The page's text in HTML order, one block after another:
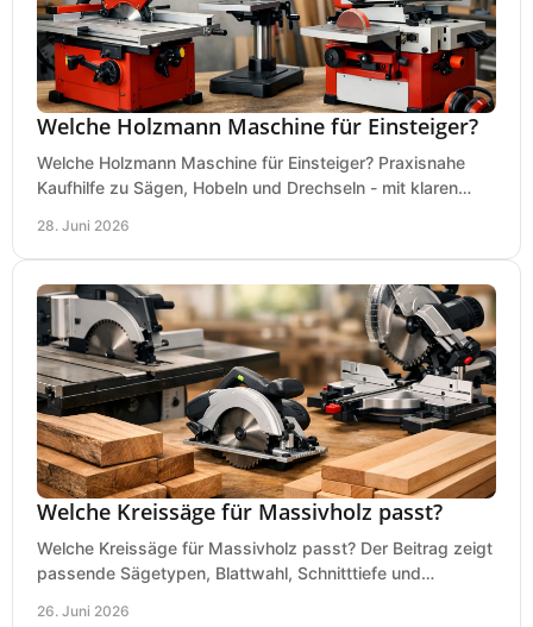
Welche Holzmann Maschine für Einsteiger?
Welche Holzmann Maschine für Einsteiger? Praxisnahe
Kaufhilfe zu Sägen, Hobeln und Drechseln - mit klaren
28. Juni 2026
Welche Kreissäge für Massivholz passt?
Welche Kreissäge für Massivholz passt? Der Beitrag zeigt
passende Sägetypen, Blattwahl, Schnitttiefe und
26. Juni 2026